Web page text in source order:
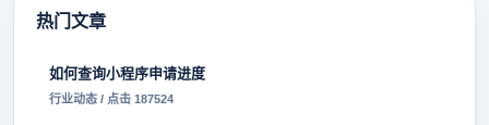
热门文章
如何查询小程序申请进度
行业动态 / 点击 187524